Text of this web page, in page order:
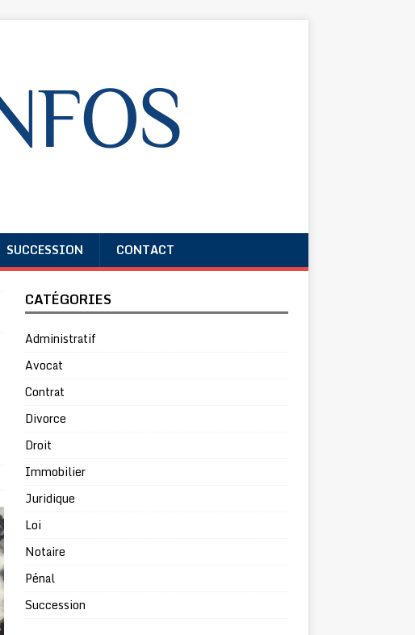
SUCCESSION CONTACT
CATÉGORIES
Administratif
Avocat
Contrat
Divorce
Droit
Immobilier
Juridique
Loi
Notaire
Pénal
Succession